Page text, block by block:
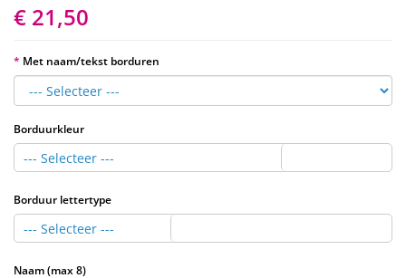
€ 21,50
Met naam/tekst borduren
Borduurkleur
--- Selecteer ---
Borduur lettertype
--- Selecteer ---
Naam (max 8)